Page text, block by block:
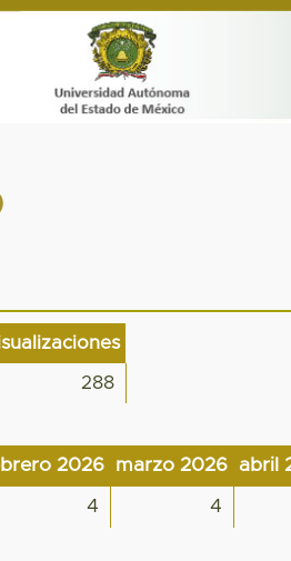
288
2026 marzo 2026 abril
4 4